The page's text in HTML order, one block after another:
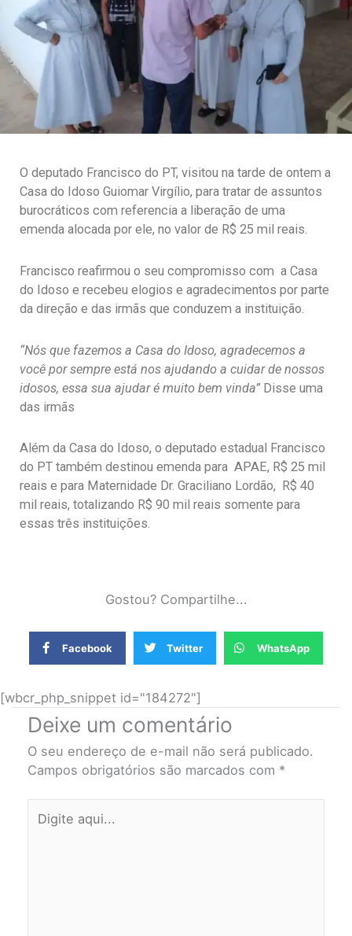
O deputado Francisco do PT, visitou na tarde de ontem a
Casa do Idoso Guiomar Virgílio, para tratar de assuntos
burocráticos com referencia a liberação de uma
emenda alocada por ele, no valor de R$ 25 mil reais.
Francisco reafirmou o seu compromisso com a Casa
do Idoso e recebeu elogios e agradecimentos por parte
da direção e das irmãs que conduzem a instituição.
“Nós que fazemos a Casa do Idoso, agradecemos a
você por sempre está nos ajudando a cuidar de nossos
idosos, essa sua ajudar é muito bem vinda”Disse uma
das irmãs
Além da Casa do Idoso, o deputado estadual Francisco
do PT também destinou emenda para APAE, R$ 25 mil
reais e para Maternidade Dr. Graciliano Lordão, R$ 40
mil reais, totalizando R$ 90 mil reais somente para
essas três instituições.
Gostou? Compartilhe...
Facebook Twitter WhatsApp
[wbcr_php_snippet id="184272"]
Deixe um comentário
O seu endereço de e-mail não será publicado.
Campos obrigatórios são marcados com *
aqui...